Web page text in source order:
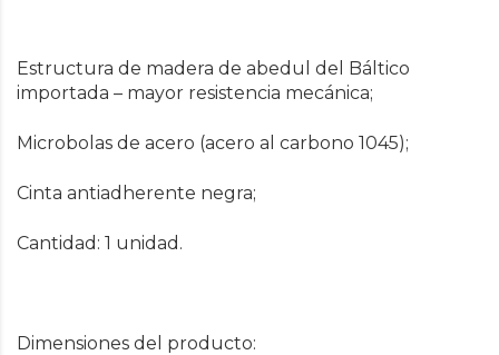
Estructura de madera de abedul del Báltico
importada – mayor resistencia mecánica;
Microbolas de acero (acero al carbono 1045);
Cinta antiadherente negra;
Cantidad: 1 unidad.
Dimensiones del producto: